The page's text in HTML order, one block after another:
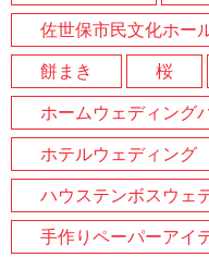
佐世保市民文化ホー
餅まき
桜
ホームウェディング
ホテルウェディング
ハウステンボスウェ
手作りペーパーアイ